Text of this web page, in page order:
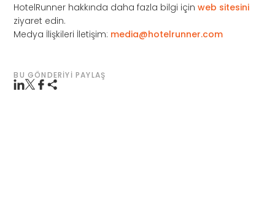
HotelRunner hakkında daha fazla bilgi içinweb sitesini
ziyaret edin.
Medya İlişkileri İletişim: media@hotelrunner.com
BU GÖNDERIYI PAYLAŞ